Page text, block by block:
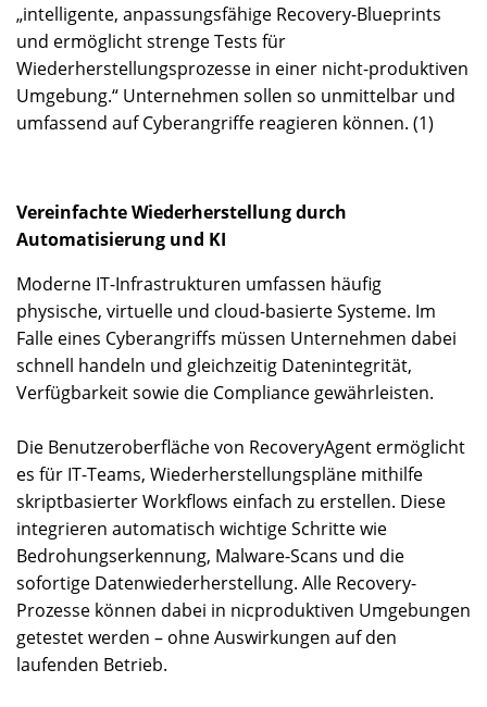
„intelligente, anpassungsfähige Recovery-Blueprints
und ermöglicht strenge Tests für
Wiederherstellungsprozesse in einer nicht-produktiven
Umgebung.“ Unternehmen sollen so unmittelbar und
umfassend auf Cyberangriffe reagieren können. (1)
Vereinfachte Wiederherstellung durch
Automatisierung und KI
Moderne IT-Infrastrukturen umfassen häufig
physische, virtuelle und cloud-basierte Systeme. Im
Falle eines Cyberangriffs müssen Unternehmen dabei
schnell handeln und gleichzeitig Datenintegrität,
Verfügbarkeit sowie die Compliance gewährleisten.
Die Benutzeroberfläche von RecoveryAgent ermöglicht
es für IT-Teams, Wiederherstellungspläne mithilfe
skriptbasierter Workflows einfach zu erstellen. Diese
integrieren automatisch wichtige Schritte wie
Bedrohungserkennung, Malware-Scans und die
sofortige Datenwiederherstellung. Alle Recovery-
Prozesse können dabei in nicproduktiven Umgebungen
getestet werden – ohne Auswirkungen auf den
laufenden Betrieb.